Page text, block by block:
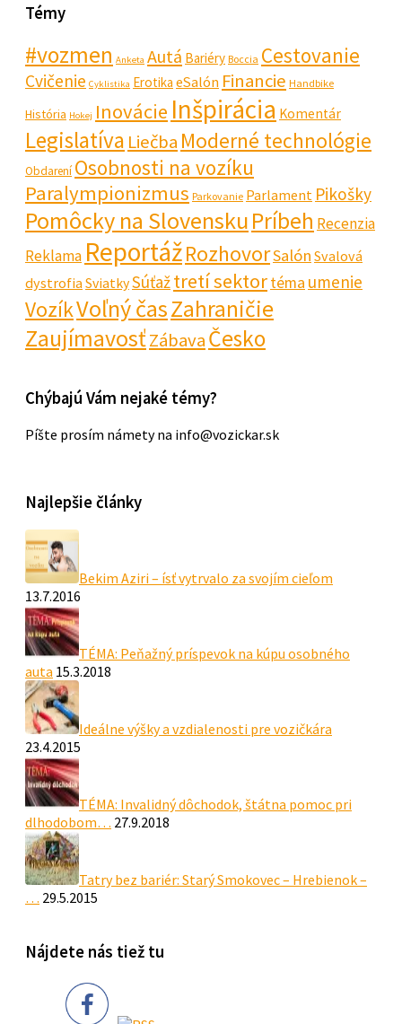
Témy
#vozmen Anketa Autá Bariéry Boccia Cestovanie
Cvičenie Cyklistika Erotika eSalón Financie Handbike
História Hokej Inovácie Inšpirácia Komentár
Legislatíva Liečba Moderné technológie
Obdarení Osobnosti na vozíku
Paralympionizmus Parkovanie Parlament Pikošky
Pomôcky na SlovenskuPríbeh Recenzia
Reklama ReportážRozhovorSalón Svalová
dystrofiaSviatkySúťažtretí sektortéma umenie
VozíkVoľný časZahraničie
ZaujímavosťZábavaČesko
Chýbajú Vám nejaké témy?
Píšte prosím námety na info@vozickar.sk
Najlepšie články
Bekim Aziri – ísť vytrvalo za svojím cieľom
13.7.2016
TÉMA: Peňažný príspevok na kúpu osobného
auta 15.3.2018
Ideálne výšky a vzdialenosti pre vozičkára
23.4.2015
TÉMA: Invalidný dôchodok, štátna pomoc pri
dlhodobom… 27.9.2018
Tatry bez bariér: Starý Smokovec – Hrebienok –
… 29.5.2015
Nájdete nás tiež tu